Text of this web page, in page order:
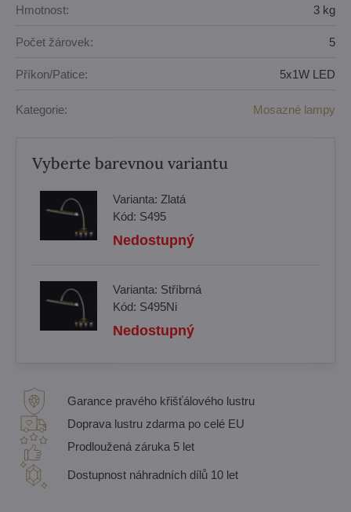
Hmotnost: 3 kg
Počet žárovek: 5
Příkon/Patice: 5x1W LED
Kategorie: Mosazné lampy
Vyberte barevnou variantu
Varianta: Zlatá
Kód: S495
Nedostupný
Varianta: Stříbrná
Kód: S495Ni
Nedostupný
Garance pravého křišťálového lustru
Doprava lustru zdarma po celé EU
Prodloužená záruka 5 let
Dostupnost náhradních dílů 10 let